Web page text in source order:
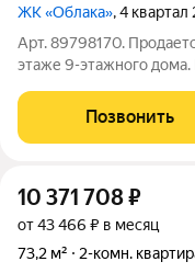
ЖК «Облака», 4
Арт. 89798170.
этаже 9-этажного дома.
лоджия. Это идеальный
и удобство. Квартира
Позвонить
10 371 708₽
от 43 466 ₽ в месяц
73,2 м²
2-комн.